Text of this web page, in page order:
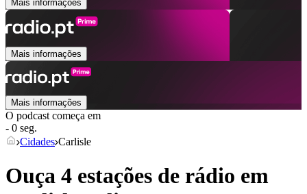
Mais informações
Mais informações
Mais informações
O podcast começa em
- 0 seg.
Cidades Carlisle
Ouça 4 estações de rádio em